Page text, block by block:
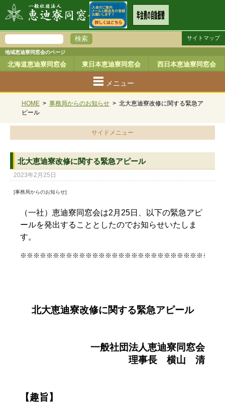
地域恵迪寮同窓会のページ
北海道恵迪寮同窓会 東日本恵迪寮同窓会 西日本恵迪寮同窓会
サイトマップ
メニュー
HOME > 事務局からのお知らせ > 北大恵迪寮改修に関する緊急ア
ピール
サイドメニュー
北大恵迪寮改修に関する緊急アピール
2023年2月25日
[事務局からのお知らせ]
（一社）恵迪寮同窓会は2月25日、以下の緊急アピ
ールを発出することとしたのでお知らせいたしま
す。
北大恵迪寮改修に関する緊急アピール
一般社団法人恵迪寮同窓会
理事長 横山 清
【趣旨】